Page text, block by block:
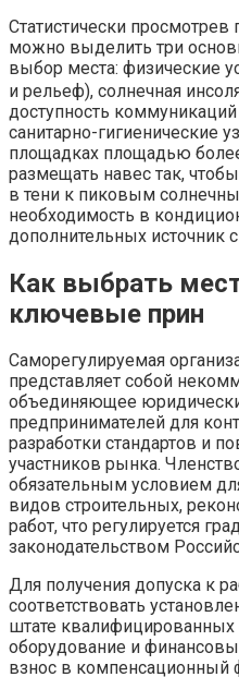
Статистически
можно выделить три
выбор места: физические
и рельеф), солнечная
доступность
санитарно-гигиенические
площадках площадью
размещать навес так,
в тени к пиковым
необходимость в
дополнительных источник
Как выбрать
ключевые прин
Саморегулируемая
представляет собой
объединяющее
предпринимателей для
разработки стандартов и
участников рынка.
обязательным условием
видов строительных,
работ, что регулируется
законодательством
Для получения допуска к
соответствовать
штате квалифицированных
оборудование и
взнос в